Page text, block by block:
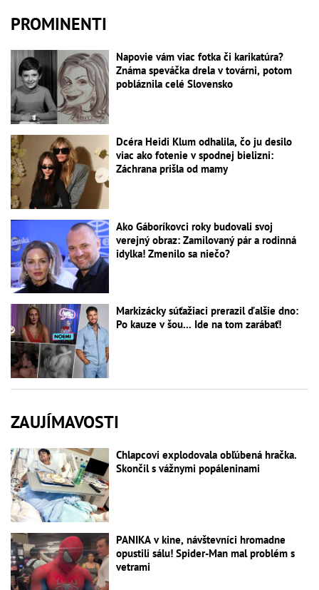
PROMINENTI
Napovie vám viac fotka či karikatúra?
Známa speváčka drela v továrni, potom
pobláznila celé Slovensko
Dcéra Heidi Klum odhalila, čo ju desilo
viac ako fotenie v spodnej bielizni:
Záchrana prišla od mamy
Ako Gáboríkovci roky budovali svoj
verejný obraz: Zamilovaný pár a rodinná
idylka! Zmenilo sa niečo?
Markizácky súťažiaci prerazil ďalšie dno:
Po kauze v šou... Ide na tom zarábať!
ZAUJÍMAVOSTI
Chlapcovi explodovala obľúbená hračka.
Skončil s vážnymi popáleninami
PANIKA v kine, návštevníci hromadne
opustili sálu! Spider-Man mal problém s
vetrami